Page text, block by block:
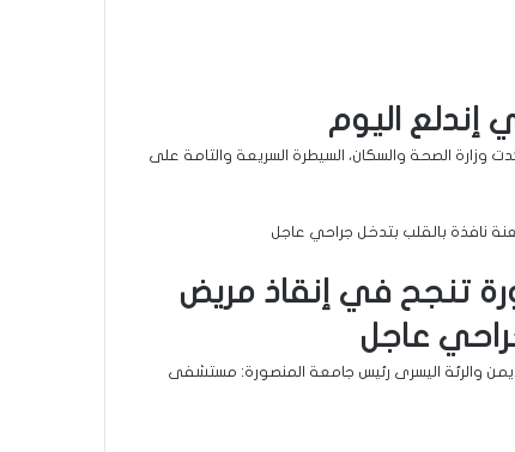
إندلع اليوم
وزارة الصحة والسكان، السيطرة السريعة والتامة على
تنجح في إنقاذ مريض
عاجل
والرئة اليسرى رئيس جامعة المنصورة: مستشفى